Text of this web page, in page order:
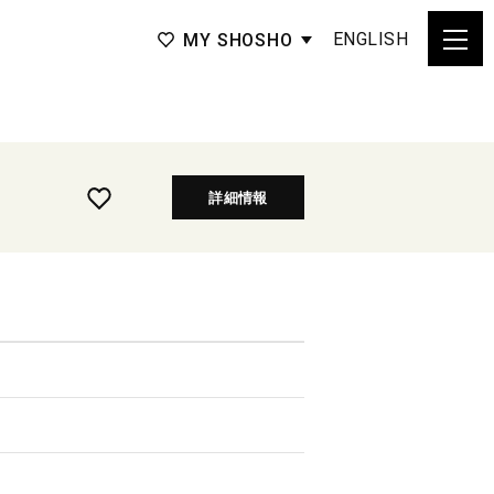
MY SHOSHO ENGLISH
詳細情報